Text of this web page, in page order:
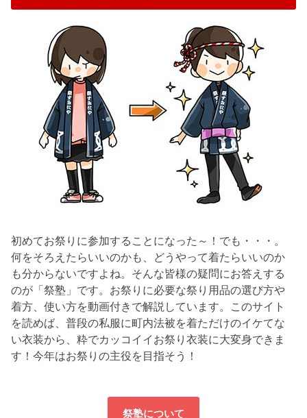
初めてお祭りに参加することになった～！でも・・・。
何をそろえたらいいのかも、どうやって着たらいいのか
も分からないですよね。そんな皆様の疑問にお答えする
のが「祭塾」です。お祭りに必要な祭り用品の選び方や
着方、使い方を動画付きで解説しています。このサイト
を読めば、普段の私服に町内法被を着ただけのイケてな
い衣装から、粋でカッコイイお祭り衣装に大変身できま
す！今年はお祭りの主役を目指そう！
祭塾について